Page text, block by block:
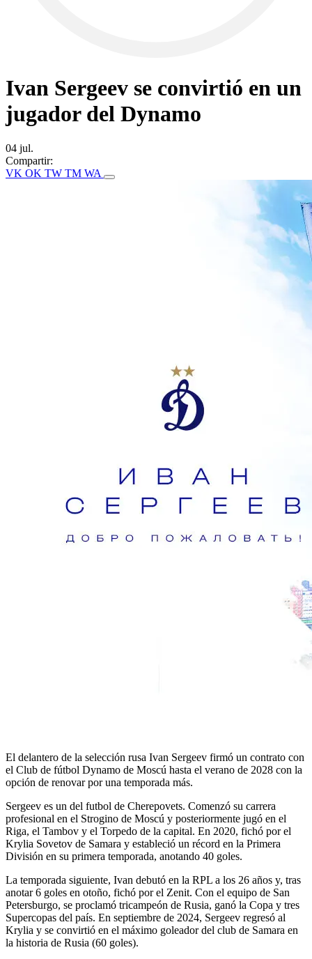
Ivan Sergeev se convirtió en un
jugador del Dynamo
04 jul.
Compartir:
VK OK TW TM WA
El delantero de la selección rusa Ivan Sergeev firmó un contrato con
el Club de fútbol Dynamo de Moscú hasta el verano de 2028 con la
opción de renovar por una temporada más.
Sergeev es un del futbol de Cherepovets. Comenzó su carrera
profesional en el Strogino de Moscú y posteriormente jugó en el
Riga, el Tambov y el Torpedo de la capital. En 2020, fichó por el
Krylia Sovetov de Samara y estableció un récord en la Primera
División en su primera temporada, anotando 40 goles.
La temporada siguiente, Ivan debutó en la RPL a los 26 años y, tras
anotar 6 goles en otoño, fichó por el Zenit. Con el equipo de San
Petersburgo, se proclamó tricampeón de Rusia, ganó la Copa y tres
Supercopas del país. En septiembre de 2024, Sergeev regresó al
Krylia y se convirtió en el máximo goleador del club de Samara en
la historia de Rusia (60 goles).